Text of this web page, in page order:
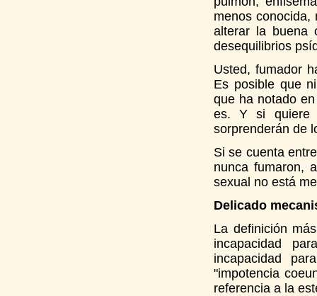
menos conocida,
alterar la buena
desequilibrios
Usted, fumador
Es posible que
que ha notado
es. Y si quiere
sorprenderán de
Si se cuenta
nunca fumaron,
sexual no está
Delicado
La definición
incapacidad
incapacidad
"impotencia
referencia a la